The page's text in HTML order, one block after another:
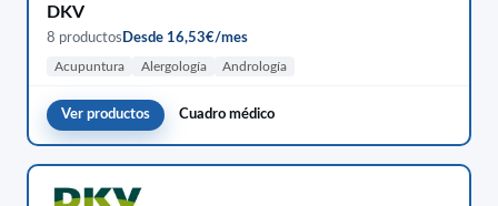
DKV
8 productos Desde 16,53€/mes
Acupuntura Alergología Andrología
Ver productos Cuadro médico